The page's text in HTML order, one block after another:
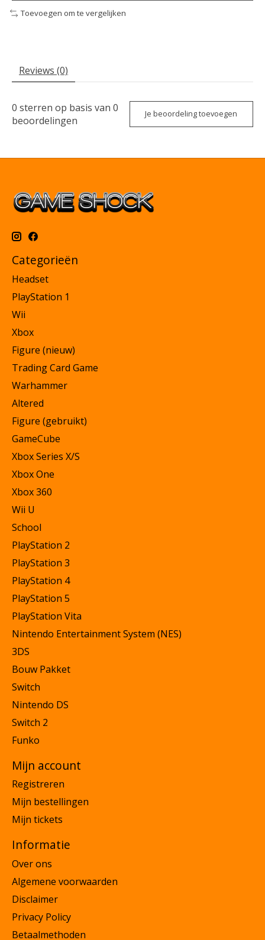
Toevoegen om te vergelijken
Reviews (0)
0 sterren op basis van 0
beoordelingen
Je beoordeling toevoegen
Categorieën
Headset
PlayStation 1
Wii
Xbox
Figure (nieuw)
Trading Card Game
Warhammer
Altered
Figure (gebruikt)
GameCube
Xbox Series X/S
Xbox One
Xbox 360
Wii U
School
PlayStation 2
PlayStation 3
PlayStation 4
PlayStation 5
PlayStation Vita
Nintendo Entertainment System (NES)
3DS
Bouw Pakket
Switch
Nintendo DS
Switch 2
Funko
Mijn account
Registreren
Mijn bestellingen
Mijn tickets
Informatie
Over ons
Algemene voorwaarden
Disclaimer
Privacy Policy
Betaalmethoden